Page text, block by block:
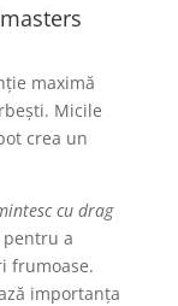
maximă
Micile
crea un
cu drag
pentru a
frumoase.
importanța